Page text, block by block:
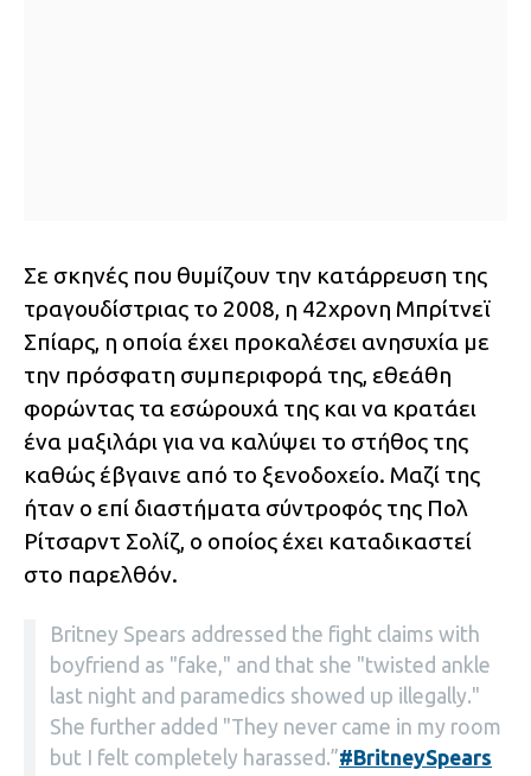
Σε σκηνές που θυμίζουν την κατάρρευση της
τραγουδίστριας το 2008, η 42χρονη Μπρίτνεϊ
Σπίαρς, η οποία έχει προκαλέσει ανησυχία με
την πρόσφατη συμπεριφορά της, εθεάθη
φορώντας τα εσώρουχά της και να κρατάει
ένα μαξιλάρι για να καλύψει το στήθος της
καθώς έβγαινε από το ξενοδοχείο. Μαζί της
ήταν ο επί διαστήματα σύντροφός της Πολ
Ρίτσαρντ Σολίζ, ο οποίος έχει καταδικαστεί
στο παρελθόν.
Britney Spears addressed the fight claims with
boyfriend as "fake," and that she "twisted ankle
last night and paramedics showed up illegally."
She further added "They never came in my room
but I felt completely harassed.”#BritneySpears